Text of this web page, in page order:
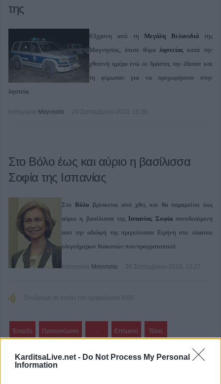
KarditsaLive.net - Do Not Process My Personal
Information
της
63χρονη από τηΜεγάλη Βελανιδιάτης
Μαγνησίας, έπεσε θύμαληστείας κατά την
χθεσινή ημέρα ενώ οι δράστες την έδεσαν και
τη φίμωσαν για να προχωρήσουν στην
ληστεία.
Κατηγορία Μαγνησία 29 Σεπτεμβρίου 2010, 15:30
Στο Βόλο έως και αύριο η βασίλισσα
Σοφία της Ισπανίας
Στο Βόλο βρίσκεται από χθες και θα παραμείνει έως
αύριο η βασίλισσα της Ισπανίας Σοφίασυνοδευόμενη
από την αδελφή της πριγκίπισσα Ειρήνη στο πλαίσιο
ολιγοήμερων διακοπών που πραγματοποιεί.
Κατηγορία Μαγνησία 28 Σεπτεμβρίου 2010, 12:27
Συνδρομή σε αυτήν την τροφοδοσία RSS
Έναρξη Προηγούμενο … Επόμενο Τέλος
Σελίδα 260 από 262